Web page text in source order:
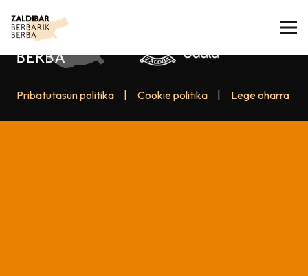
Pribatutasun politika Cookie politika Lege oharra